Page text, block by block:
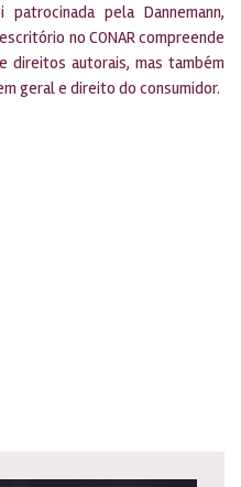
pela Dannemann,
no CONAR compreende
direitos autorais, mas também
geral e direito do consumidor.